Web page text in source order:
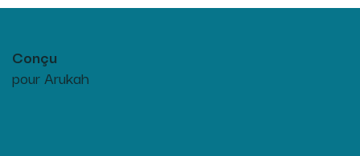
Conçu
pour Arukah